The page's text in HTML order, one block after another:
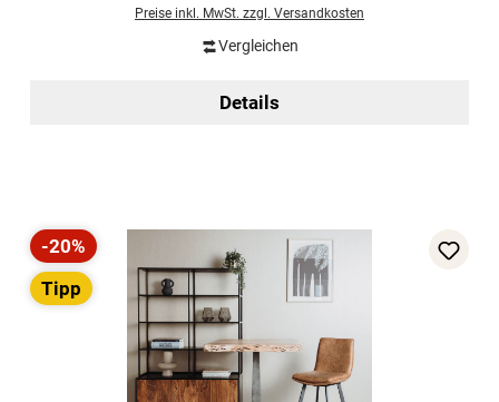
Preise inkl. MwSt. zzgl. Versandkosten
Vergleichen
Details
Rabatt
-20%
Tipp